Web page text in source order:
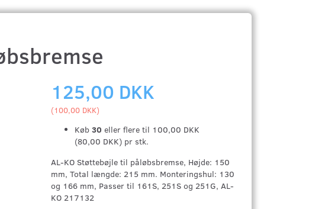
125,00 DKK
(100,00 DKK)
Køb30 eller flere til 100,00 DKK
(80,00 DKK) pr stk.
AL-KO Støttebøjle til påløbsbremse, Højde: 150
mm, Total længde: 215 mm. Monteringshul: 130
og 166 mm, Passer til 161S, 251S og 251G, AL-
KO 217132